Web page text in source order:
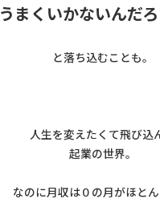
うまくいかないんだ
と落ち込むことも。
人生を変えたくて飛び込
起業の世界。
なのに月収は０の月がほと